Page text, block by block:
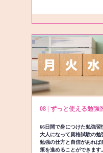
08 | ずっと使える勉強
66日間で身につけた勉強習
大人になって資格試験の
勉強の仕方と自信があれ
策を進めることができます。